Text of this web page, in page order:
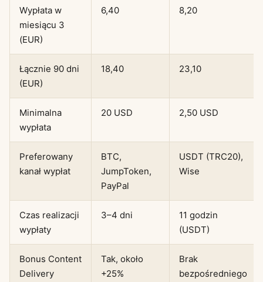
Wypłata w
miesiącu 3
(EUR)
6,40 8,20
Łącznie 90 dni
(EUR)
18,40 23,10
Minimalna
wypłata
20 USD 2,50 USD
Preferowany
kanał wypłat
BTC,
JumpToken,
PayPal
USDT (TRC20),
Wise
Czas realizacji
wypłaty
3–4 dni
11 godzin
(USDT)
Bonus Content
Delivery
Tak, około
+25%
Brak
bezpośredniego